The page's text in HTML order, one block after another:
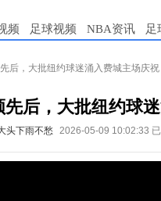
频 足球视频 NBA资讯 足
后，大批纽约球迷涌入费城主场庆祝
后，大批纽约球
头下雨不愁 2026-05-09 10:02:33